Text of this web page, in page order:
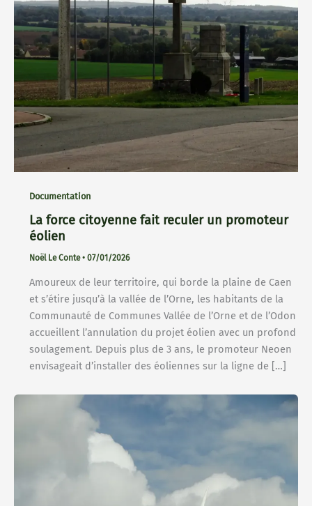
Documentation
La force citoyenne fait reculer un promoteur
éolien
Noël Le Conte• 07/01/2026
Amoureux de leur territoire, qui borde la plaine de Caen
et s’étire jusqu’à la vallée de l’Orne, les habitants de la
Communauté de Communes Vallée de l’Orne et de l’Odon
accueillent l’annulation du projet éolien avec un profond
soulagement. Depuis plus de 3 ans, le promoteur Neoen
envisageait d’installer des éoliennes sur la ligne de […]